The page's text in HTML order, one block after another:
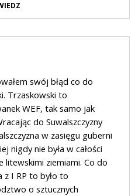
swój błąd co do
Trzaskowski to
WEF, tak samo jak
do Suwalszczyzny
w zasięgu guberni
nigdy nie była w całości
litewskimi ziemiami. Co do
z I RP to było to
o sztucznych